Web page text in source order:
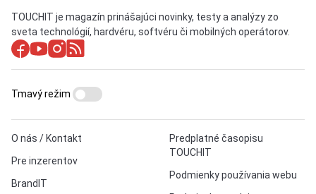
TOUCHIT je magazín prinášajúci novinky, testy a analýzy zo
sveta technológií, hardvéru, softvéru či mobilných operátorov.
O nás / Kontakt
Pre inzerentov
BrandIT
Predplatné časopisu
TOUCHIT
Podmienky používania webu
Tmavý režim